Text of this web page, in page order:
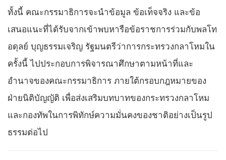
ทั้งนี้ คณะกรรมาธิการจะนำข้อมูล ข้อเท็จจริง และข้อ
เสนอแนะที่ได้รับจากเข้าพบหารือข้อราชการร่วมกับพลโท
อดุลย์ บุญธรรมเจริญ รัฐมนตรีว่าการกระทรวงกลาโหมใน
ครั้งนี้ ไปประกอบการพิจารณาศึกษาตามหน้าที่และ
อำนาจของคณะกรรมาธิการ ภายใต้กรอบกฎหมายของ
ฝ่ายนิติบัญญัติ เพื่อส่งเสริมบทบาทของกระทรวงกลาโหม
และกองทัพในการพิทักษ์ความมั่นคงของชาติอย่างเป็นรูป
ธรรมต่อไป